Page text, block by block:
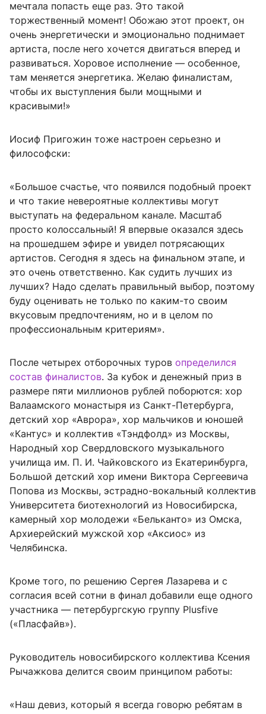
мечтала попасть еще раз. Это такой
торжественный момент! Обожаю этот проект, он
очень энергетически и эмоционально поднимает
артиста, после него хочется двигаться вперед и
развиваться. Хоровое исполнение — особенное,
там меняется энергетика. Желаю финалистам,
чтобы их выступления были мощными и
красивыми!»
Иосиф Пригожин тоже настроен серьезно и
философски:
«Большое счастье, что появился подобный проект
и что такие невероятные коллективы могут
выступать на федеральном канале. Масштаб
просто колоссальный! Я впервые оказался здесь
на прошедшем эфире и увидел потрясающих
артистов. Сегодня я здесь на финальном этапе, и
это очень ответственно. Как судить лучших из
лучших? Надо сделать правильный выбор, поэтому
буду оценивать не только по каким-то своим
вкусовым предпочтениям, но и в целом по
профессиональным критериям».
После четырех отборочных туров определился
состав финалистов. За кубок и денежный приз в
размере пяти миллионов рублей поборются: хор
Валаамского монастыря из Санкт-Петербурга,
детский хор «Аврора», хор мальчиков и юношей
«Кантус» и коллектив «Тэндфолд» из Москвы,
Народный хор Свердловского музыкального
училища им. П. И. Чайковского из Екатеринбурга,
Большой детский хор имени Виктора Сергеевича
Попова из Москвы, эстрадно-вокальный коллектив
Университета биотехнологий из Новосибирска,
камерный хор молодежи «Бельканто» из Омска,
Архиерейский мужской хор «Аксиос» из
Челябинска.
Кроме того, по решению Сергея Лазарева и с
согласия всей сотни в финал добавили еще одного
участника — петербургскую группу Plusfive
(«Пласфайв»).
Руководитель новосибирского коллектива Ксения
Рычажкова делится своим принципом работы:
«Наш девиз, который я всегда говорю ребятам в